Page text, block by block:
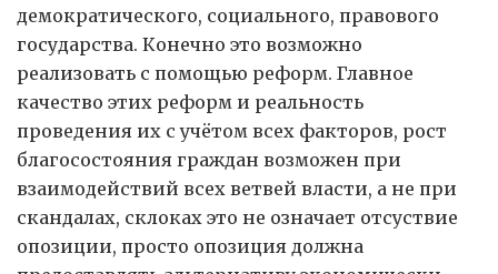
демократического, социального, правового
государства. Конечно это возможно
реализовать с помощью реформ. Главное
качество этих реформ и реальность
проведения их c учётом всех факторов, рост
благосостояния граждан возможен при
взаимодействий всех ветвей власти, а не при
скандалах, склоках это не означает отсуствие
опозиции, просто опозиция должна